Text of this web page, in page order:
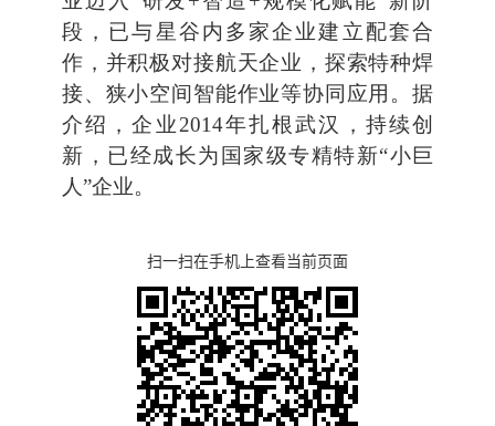
段，已与星谷内多家企业建立配套合
作，并积极对接航天企业，探索特种焊
接、狭小空间智能作业等协同应用。据
介绍，企业2014年扎根武汉，持续创
新，已经成长为国家级专精特新“小巨
人”企业。
扫一扫在手机上查看当前页面